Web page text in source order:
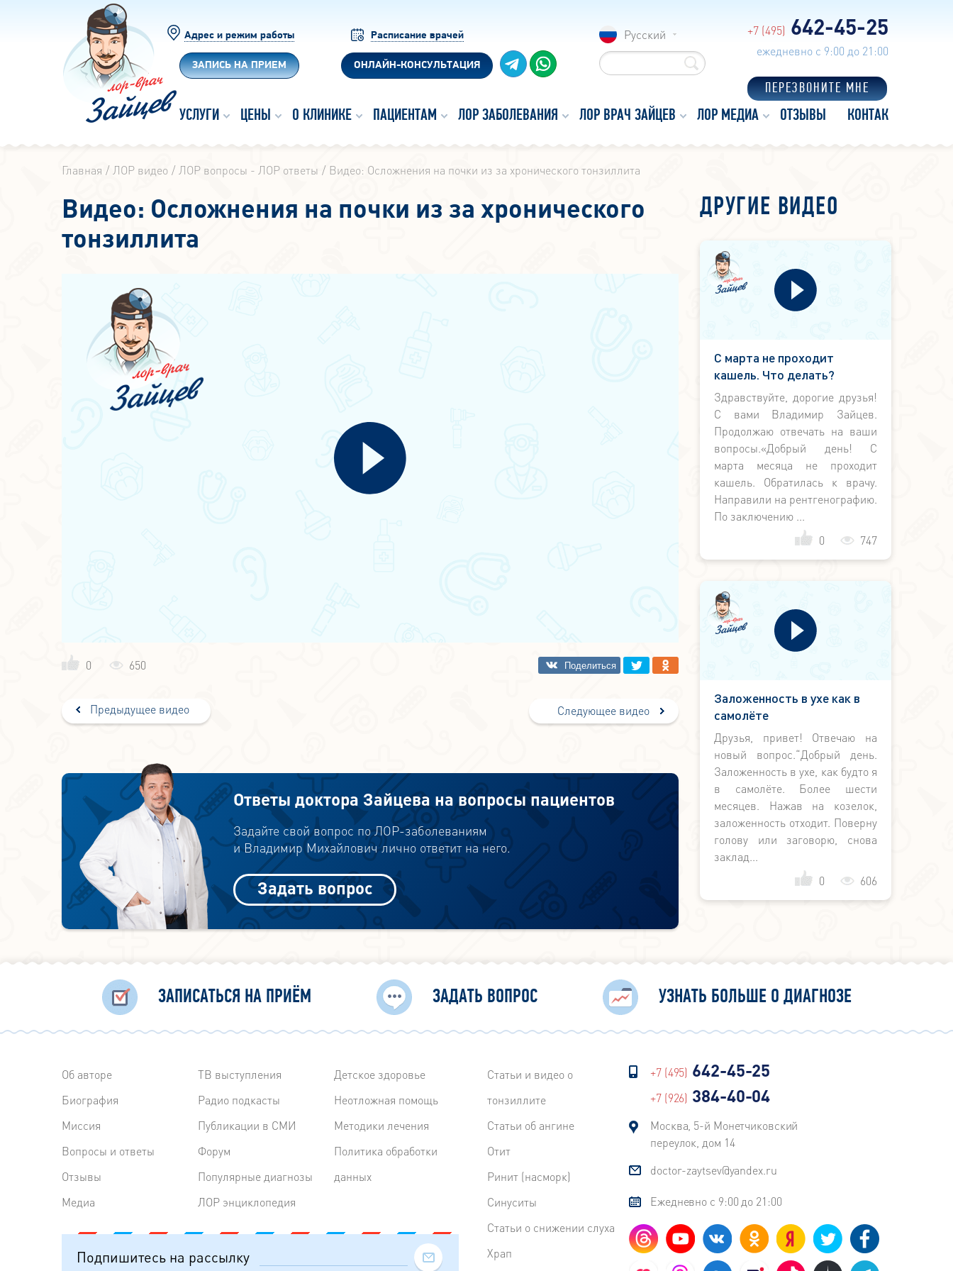
Адрес и режим работы
ЗАПИСЬ НА ПРИЕМ
Расписание врачей
ОНЛАЙН-КОНСУЛЬТАЦИЯ
Русский +7 (495) 642-45-25
ежедневно с 9:00 до 21:00
ПЕРЕЗВОНИТЕ МНЕ
УСЛУГИ ЦЕНЫ О КЛИНИКЕ ПАЦИЕНТАМ ЛОР ЗАБОЛЕВАНИЯ ЛОР ВРАЧ ЗАЙЦЕВ ЛОР МЕДИА ОТЗЫВЫ КОНТАКТЫ
Главная ЛОР видео ЛОР вопросы - ЛОР ответы Видео: Осложнения на почки из за хронического тонзиллита
Видео: Осложнения на почки из за хронического
тонзиллита
0 650
Предыдущее видео Следующее видео
Ответы доктора Зайцева на вопросы пациентов
Задайте свой вопрос по ЛОР-заболеваниям
и Владимир Михайлович лично ответит на него.
Задать вопрос
ДРУГИЕ ВИДЕО
С марта не проходит
кашель. Что делать?
Здравствуйте, дорогие друзья!
С вами Владимир Зайцев.
Продолжаю отвечать на ваши
вопросы.«Добрый день! С
марта месяца не проходит
кашель. Обратилась к врачу.
Направили на рентгенографию.
По заключению ...
0
747
Заложенность в ухе как в
самолёте
Друзья, привет! Отвечаю на
новый вопрос.“Добрый день.
Заложенность в ухе, как будто я
в самолёте. Более шести
месяцев. Нажав на козелок,
заложенность отходит. Поверну
голову или заговорю, снова
заклад...
0
606
ЗАПИСАТЬСЯ НА ПРИЁМ ЗАДАТЬ ВОПРОС УЗНАТЬ БОЛЬШЕ О ДИАГНОЗЕ
Об авторе
Биография
Миссия
Вопросы и ответы
Отзывы
Медиа
ТВ выступления
Радиo подкасты
Публикации в СМИ
Форум
Популярные диагнозы
ЛОР энциклопедия
Детское здоровье
Неотложная помощь
Методики лечения
Политика обработки
данных
Подпишитесь на рассылку
Статьи и видео о
тонзиллите
Статьи об ангине
Отит
Ринит (насморк)
Синуситы
Статьи о снижении слуха
Храп
+7 (495) 642-45-25
+7 (926) 384-40-04
Москва, 5-й Монетчиковский
переулок, дом 14
doctor-zaytsev@yandex.ru
Ежедневно с 9:00 до 21:00